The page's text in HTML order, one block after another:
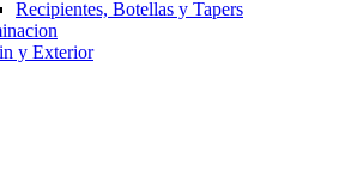
Recipientes, Botellas y Tapers
y Exterior